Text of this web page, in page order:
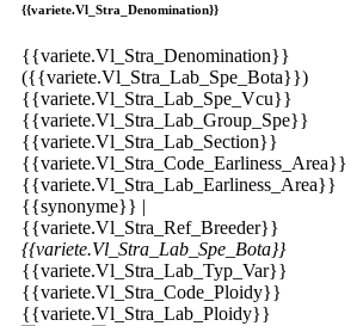
{{variete.Vl_Stra_Denomination}}
{{variete.Vl_Stra_Denomination}}
({{variete.Vl_Stra_Lab_Spe_Bota}})
{{variete.Vl_Stra_Lab_Spe_Vcu}}
{{variete.Vl_Stra_Lab_Group_Spe}}
{{variete.Vl_Stra_Lab_Section}}
{{variete.Vl_Stra_Code_Earliness_Area}}
{{variete.Vl_Stra_Lab_Earliness_Area}}
{{synonyme}} |
{{variete.Vl_Stra_Ref_Breeder}}
{{variete.Vl_Stra_Lab_Spe_Bota}}
{{variete.Vl_Stra_Lab_Typ_Var}}
{{variete.Vl_Stra_Code_Ploidy}}
{{variete.Vl_Stra_Lab_Ploidy}}